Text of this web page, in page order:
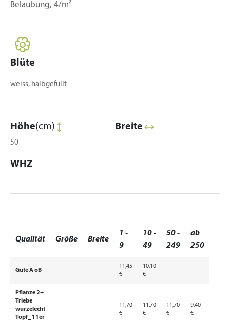
Belaubung, 4/m²
Blüte
weiss, halbgefüllt
Höhe(cm)
50
Breite
WHZ
Qualität Größe Breite
1 -
9
10 -
49
50 -
249
ab
250
Güte A oB -
11,45
€
10,10
€
Pflanze 2+
Triebe
wurzelecht
Topf_ 11er
-
11,70
€
11,70
€
11,70
€
9,40
€